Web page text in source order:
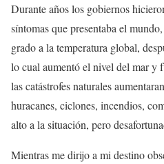
Durante años los gobiernos
síntomas que presentaba el
grado a la temperatura global,
lo cual aumentó el nivel del mar y
las catástrofes naturales
huracanes, ciclones, incendios,
alto a la situación, pero
Mientras me dirijo a mi destino